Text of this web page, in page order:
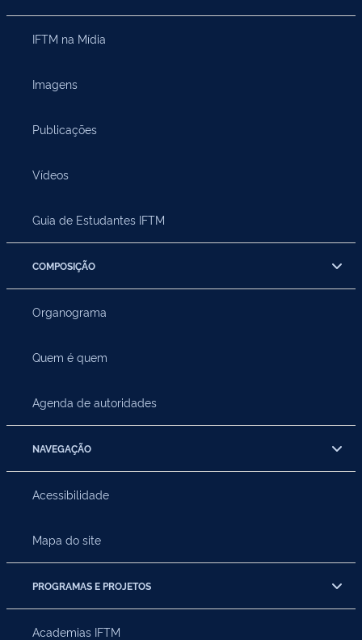
IFTM na Mídia
Imagens
Publicações
Vídeos
Guia de Estudantes IFTM
COMPOSIÇÃO
Organograma
Quem é quem
Agenda de autoridades
NAVEGAÇÃO
Acessibilidade
Mapa do site
PROGRAMAS E PROJETOS
Academias IFTM